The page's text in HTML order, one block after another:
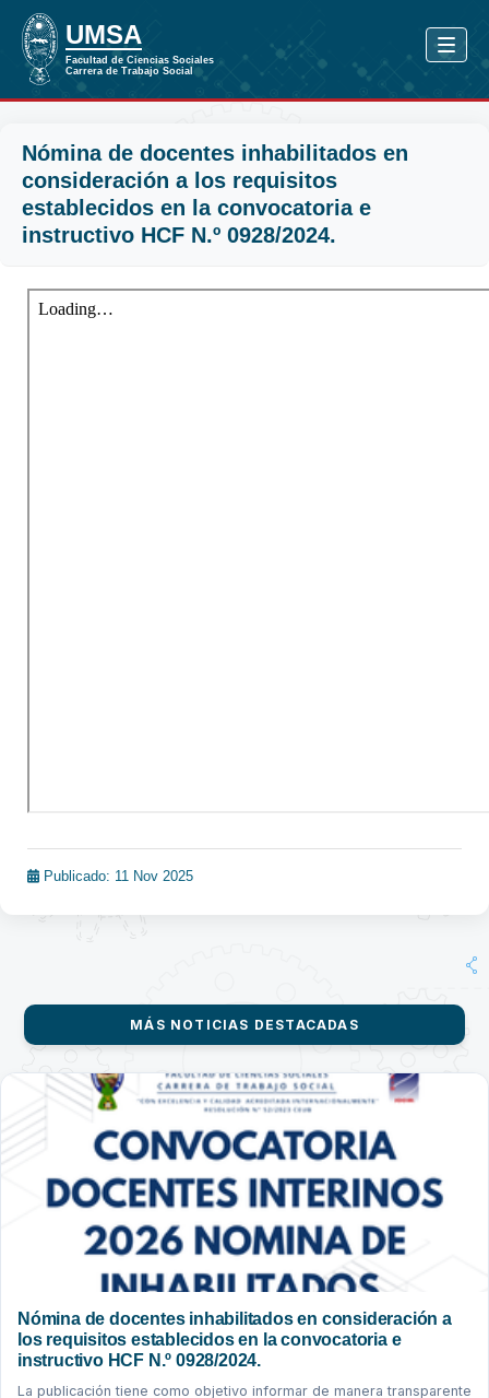
Nómina de docentes inhabilitados en
consideración a los requisitos
establecidos en la convocatoria e
instructivo HCF N.º 0928/2024.
Publicado: 11 Nov 2025
MÁS NOTICIAS DESTACADAS
Nómina de docentes inhabilitados en consideración a
los requisitos establecidos en la convocatoria e
instructivo HCF N.º 0928/2024.
La publicación tiene como objetivo informar de manera transparente